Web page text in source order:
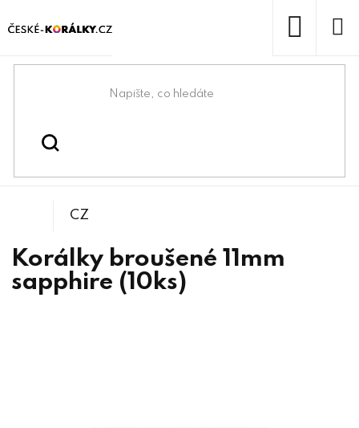
na
Domů
Korálky
Korálky broušené 11mm
sapphire (10ks)
CZ